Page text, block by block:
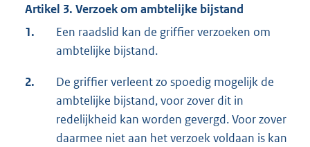
Artikel 3. Verzoek om ambtelijke bijstand
1.
Een raadslid kan de griffier verzoeken om
ambtelijke bijstand.
2.
De griffier verleent zo spoedig mogelijk de
ambtelijke bijstand, voor zover dit in
redelijkheid kan worden gevergd. Voor zover
daarmee niet aan het verzoek voldaan is kan